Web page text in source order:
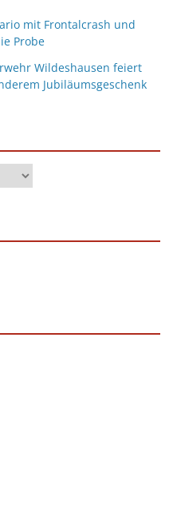
mit Frontalcrash und
Probe
Wildeshausen feiert
Jubiläumsgeschenk